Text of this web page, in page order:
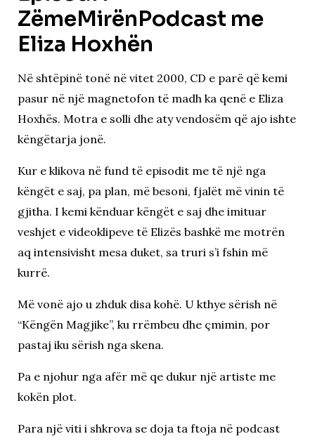
ZëmeMirënPodcast me
Eliza Hoxhën
Në shtëpinë tonë në vitet 2000, CD e parë që kemi
pasur në një magnetofon të madh ka qenë e Eliza
Hoxhës. Motra e solli dhe aty vendosëm që ajo ishte
këngëtarja jonë.
Kur e klikova në fund të episodit me të një nga
këngët e saj, pa plan, më besoni, fjalët më vinin të
gjitha. I kemi kënduar këngët e saj dhe imituar
veshjet e videoklipeve të Elizës bashkë me motrën
aq intensivisht mesa duket, sa truri s’i fshin më
kurrë.
Më vonë ajo u zhduk disa kohë. U kthye sërish në
“Këngën Magjike”, ku rrëmbeu dhe çmimin, por
pastaj iku sërish nga skena.
Pa e njohur nga afër më qe dukur një artiste me
kokën plot.
Para një viti i shkrova se doja ta ftoja në podcast